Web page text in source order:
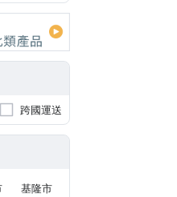
跨國運送
基隆市